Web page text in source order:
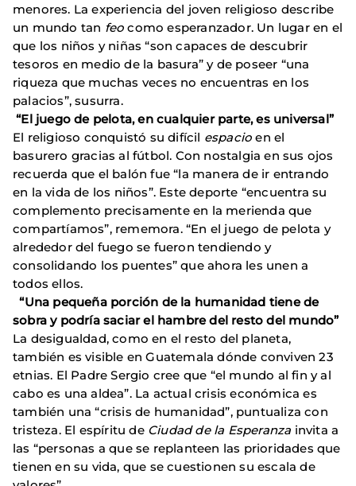
menores. La experiencia del joven religioso describe
un mundo tan feo como esperanzador. Un lugar en el
que los niños y niñas “son capaces de descubrir
tesoros en medio de la basura” y de poseer “una
riqueza que muchas veces no encuentras en los
palacios”, susurra.
“El juego de pelota, en cualquier parte, es universal”
El religioso conquistó su difícil espacio en el
basurero gracias al fútbol. Con nostalgia en sus ojos
recuerda que el balón fue “la manera de ir entrando
en la vida de los niños”. Este deporte “encuentra su
complemento precisamente en la merienda que
compartíamos”, rememora. “En el juego de pelota y
alrededor del fuego se fueron tendiendo y
consolidando los puentes” que ahora les unen a
todos ellos.
“Una pequeña porción de la humanidad tiene de
sobra y podría saciar el hambre del resto del mundo”
La desigualdad, como en el resto del planeta,
también es visible en Guatemala dónde conviven 23
etnias. El Padre Sergio cree que “el mundo al fin y al
cabo es una aldea”. La actual crisis económica es
también una “crisis de humanidad”, puntualiza con
tristeza. El espíritu de Ciudad de la Esperanza invita a
las “personas a que se replanteen las prioridades que
tienen en su vida, que se cuestionen su escala de